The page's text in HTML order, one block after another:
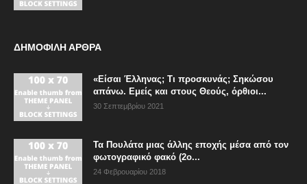
ΔΗΜΟΦΙΛΗ ΑΡΘΡΑ
«Είσαι Έλληνας; Τι προσκυνάς; Σηκώσου
απάνω. Εμείς και στους Θεούς, όρθιοι...
30 Σεπτεμβρίου 2021
Τα Πουλάτα μιας άλλης εποχής μέσα από τον
φωτογραφικό φακό (2ο...
24 Φεβρουαρίου 2018